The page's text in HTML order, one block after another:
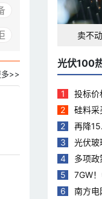
多>>
卖不
光伏100
1
投标价
滑
2
硅料采
3.28）
2
再降
3
光伏玻
4
多项
源工作
5
7GW
6
南方电